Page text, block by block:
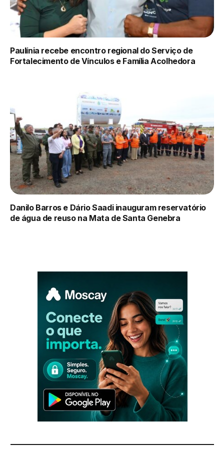
Paulínia recebe encontro regional do Serviço de
Fortalecimento de Vínculos e Família Acolhedora
Danilo Barros e Dário Saadi inauguram reservatório
de água de reuso na Mata de Santa Genebra